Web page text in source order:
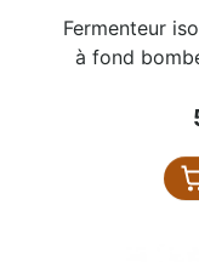
Fermenteur
à fond